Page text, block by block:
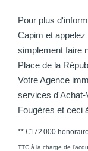
Pour plus
Capim et
simplement faire
Place de la
Votre Agence
services d'Achat-
Fougères et ceci
** €172 000
TTC à la charge de